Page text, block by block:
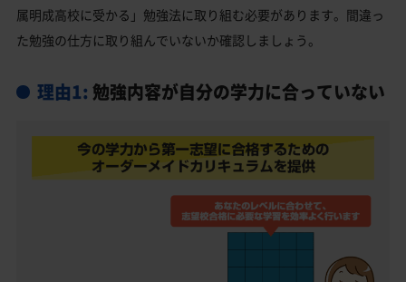
仙台市青葉区の他の私立高校
属明成高校に受かる」勉強法に取り組む必要があります。間違っ
た勉強の仕方に取り組んでいないか確認しましょう。
理由1: 勉強内容が自分の学力に合っていない